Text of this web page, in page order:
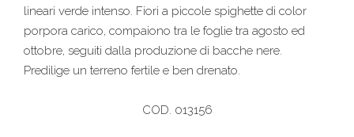
lineari verde intenso. Fiori a piccole spighette di color
porpora carico, compaiono tra le foglie tra agosto ed
ottobre, seguiti dalla produzione di bacche nere.
Predilige un terreno fertile e ben drenato.
COD. 013156